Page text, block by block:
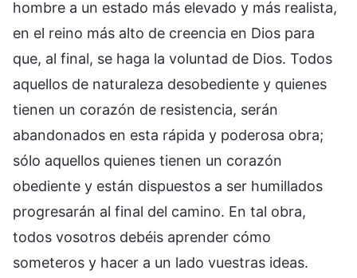
hombre a un estado más elevado y más realista,
en el reino más alto de creencia en Dios para
que, al final, se haga la voluntad de Dios. Todos
aquellos de naturaleza desobediente y quienes
tienen un corazón de resistencia, serán
abandonados en esta rápida y poderosa obra;
sólo aquellos quienes tienen un corazón
obediente y están dispuestos a ser humillados
progresarán al final del camino. En tal obra,
todos vosotros debéis aprender cómo
someteros y hacer a un lado vuestras ideas.